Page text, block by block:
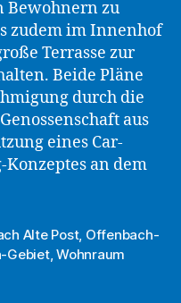
Bewohnern zu
zudem im Innenhof
Terrasse zur
Beide Pläne
durch die
aus
eines Car-
an dem
Alte Post, Offenbach-
Gebiet,Wohnraum